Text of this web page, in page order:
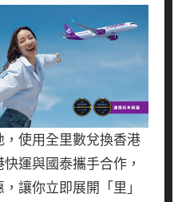
使用全里數兌換香港
運與國泰攜手合作，
讓你立即展開「里」